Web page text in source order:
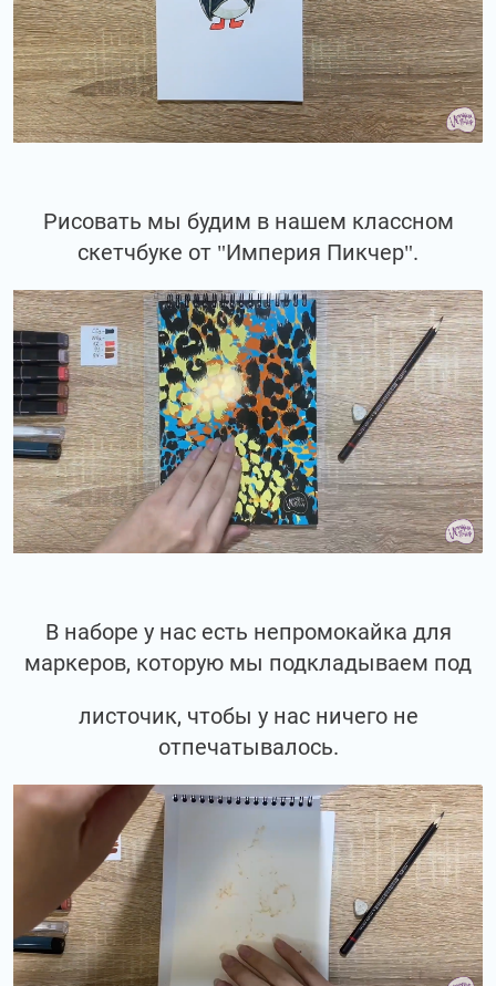
Рисовать мы будим в нашем классном
скетчбуке от "Империя Пикчер".
В наборе у нас есть непромокайка для
маркеров, которую мы подкладываем под
листочик, чтобы у нас ничего не
отпечатывалось.